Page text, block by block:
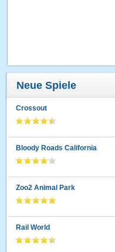
Neue Spiele
Crossout
Bloody Roads California
Zoo2 Animal Park
Rail World